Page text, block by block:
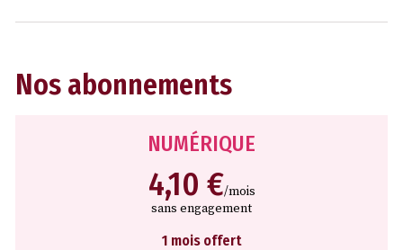
Nos abonnements
NUMÉRIQUE
4,10 €/mois
sans engagement
1 mois offert